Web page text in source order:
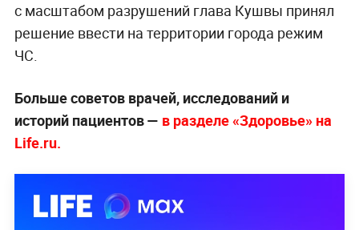
с масштабом разрушений глава Кушвы принял
решение ввести на территории города режим
ЧС.
Больше советов врачей, исследований и
историй пациентов — в разделе «Здоровье» на
Life.ru.